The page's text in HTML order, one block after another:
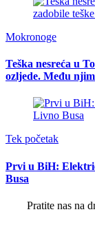
Mokronoge
Teška nesreća u
ozljede. Među
Tek početak
Prvi u BiH:
Busa
Pratite nas na